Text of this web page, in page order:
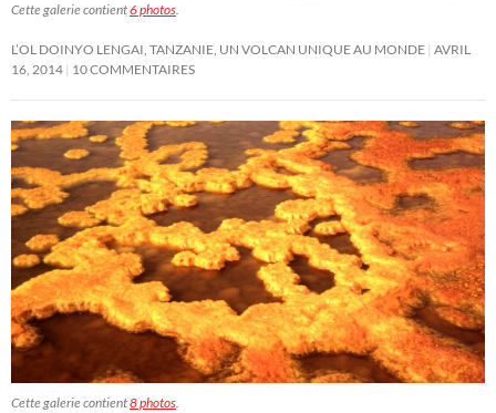
Cette galerie contient6 photos.
L’OL DOINYO LENGAI, TANZANIE, UN VOLCAN UNIQUE AU MONDE AVRIL
16, 2014 10 COMMENTAIRES
Cette galerie contient8 photos.